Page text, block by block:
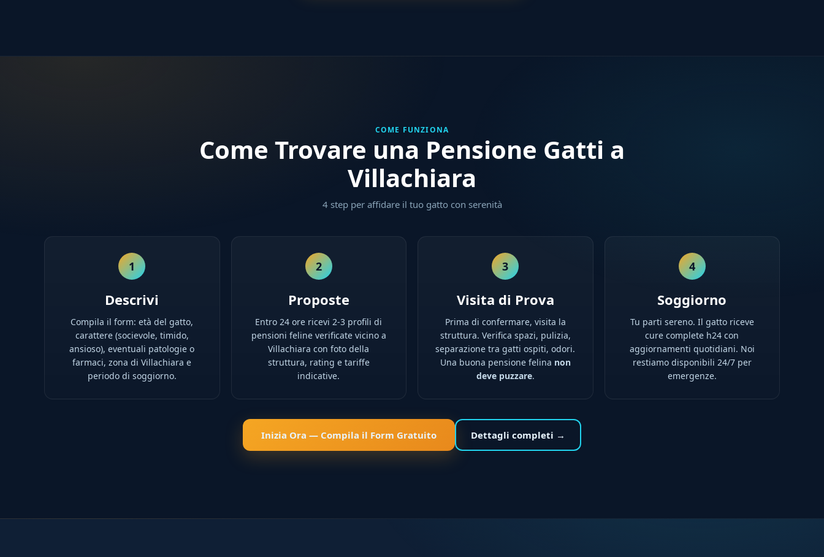
COME FUNZIONA
Come Trovare una Pensione Gatti a
Villachiara
4 step per affidare il tuo gatto con serenità
1
Descrivi
Compila il form: età del gatto,
carattere (socievole, timido,
ansioso), eventuali patologie o
farmaci, zona di Villachiara e
periodo di soggiorno.
2
Proposte
Entro 24 ore ricevi 2-3 profili di
pensioni feline verificate vicino a
Villachiara con foto della
struttura, rating e tariffe
indicative.
3
Visita di Prova
Prima di confermare, visita la
struttura. Verifica spazi, pulizia,
separazione tra gatti ospiti, odori.
Una buona pensione felina non
deve puzzare.
4
Soggiorno
Tu parti sereno. Il gatto riceve
cure complete h24 con
aggiornamenti quotidiani. Noi
restiamo disponibili 24/7 per
emergenze.
Inizia Ora — Compila il Form Gratuito Dettagli completi →